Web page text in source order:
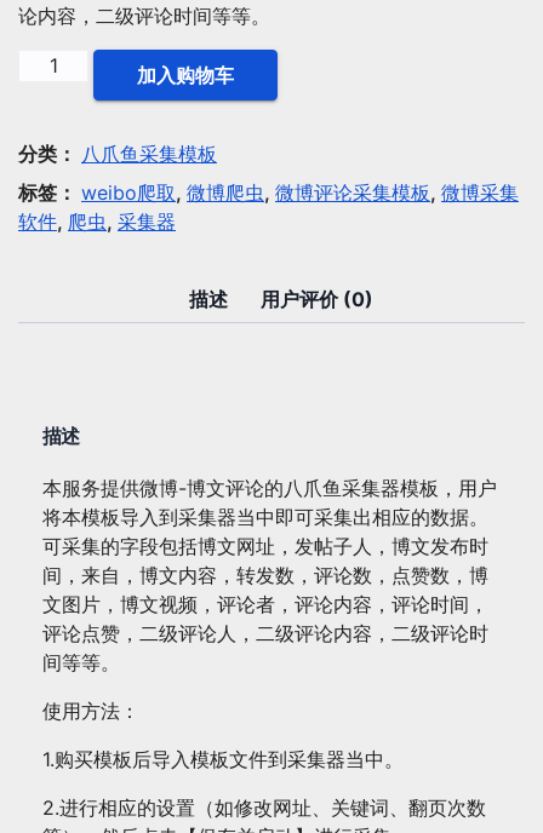
论内容，二级评论时间等等。
模
板：
微
博-
评
加入购物车
分类： 八爪鱼采集模板
标签： weibo爬取, 微博爬虫, 微博评论采集模板, 微博采集
软件, 爬虫, 采集器
描述 用户评价 (0)
描述
本服务提供微博-博文评论的八爪鱼采集器模板，用户
将本模板导入到采集器当中即可采集出相应的数据。
可采集的字段包括博文网址，发帖子人，博文发布时
间，来自，博文内容，转发数，评论数，点赞数，博
文图片，博文视频，评论者，评论内容，评论时间，
评论点赞，二级评论人，二级评论内容，二级评论时
间等等。
使用方法：
1.购买模板后导入模板文件到采集器当中。
2.进行相应的设置（如修改网址、关键词、翻页次数